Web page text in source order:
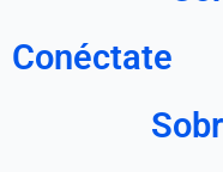
Conéctate